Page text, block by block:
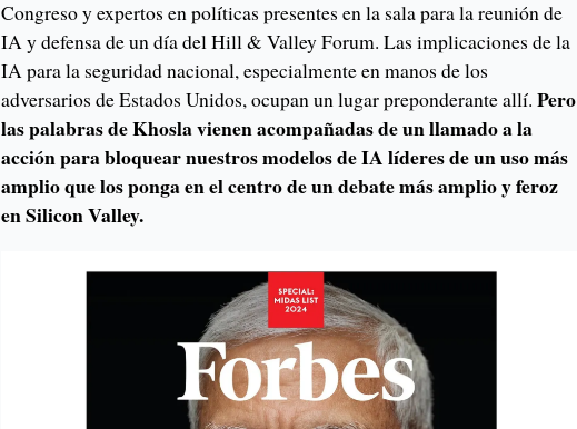
Congreso y expertos en políticas presentes en la sala para la reunión de
IA y defensa de un día del Hill & Valley Forum. Las implicaciones de la
IA para la seguridad nacional, especialmente en manos de los
adversarios de Estados Unidos, ocupan un lugar preponderante allí.Pero
las palabras de Khosla vienen acompañadas de un llamado a la
acción para bloquear nuestros modelos de IA líderes de un uso más
amplio que los ponga en el centro de un debate más amplio y feroz
en Silicon Valley.